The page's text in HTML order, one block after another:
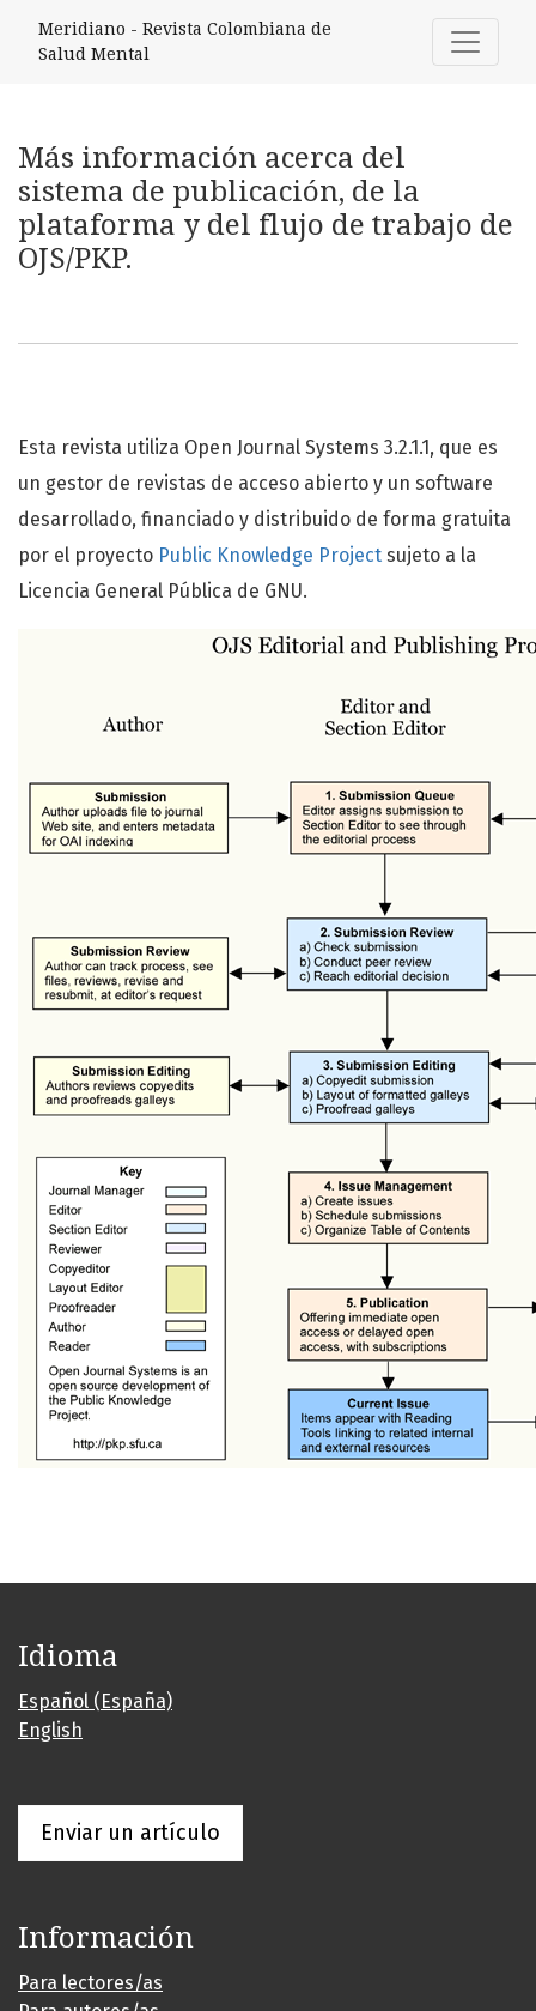
Más información acerca del sistema de publicación, de
Meridiano - Revista Colombiana de
Salud Mental
Más información acerca del
sistema de publicación, de la
plataforma y del flujo de trabajo de
OJS/PKP.
Esta revista utiliza Open Journal Systems 3.2.1.1, que es
un gestor de revistas de acceso abierto y un software
desarrollado, financiado y distribuido de forma gratuita
por el proyecto Public Knowledge Project sujeto a la
Licencia General Pública de GNU.
Idioma
Español (España)
English
Enviar un artículo
Información
Para lectores/as